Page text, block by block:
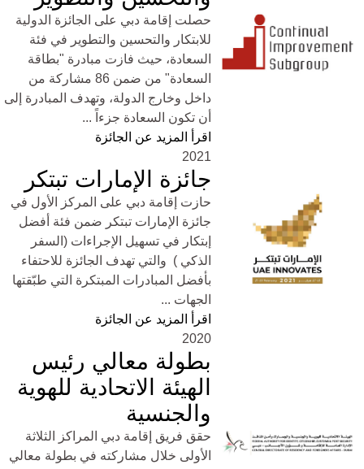
حصلت إقامة دبي على الجائزة الدولية
للابتكار والتحسين والتطوير في فئة
السعادة، حيث فازت مبادرة "بطاقة
السعادة" من ضمن 86 مشاركة من
داخل وخارج الدولة، وتهدف المبادرة إلى
أن تكون السعادة جزءاً ...
اقرأ المزيد عن الجائزة
2021
جائزة الإمارات تبتكر
حازت إقامة دبي على المركز الأول في
جائزة الإمارات تبتكر ضمن فئة أفضل
إبتكار في تسهيل الإجراءات (السفر
الذكي ) والتي تهدف الجائزة للاحتفاء
بأفضل المبادرات المبتكرة التي طبّقتها
الجهات ...
اقرأ المزيد عن الجائزة
2020
بطولة معالي رئيس
الهيئة الاتحادية للهوية
والجنسية
حقق فريق إقامة دبي المراكز الثلاثة
الأولى خلال مشاركته في بطولة معالي